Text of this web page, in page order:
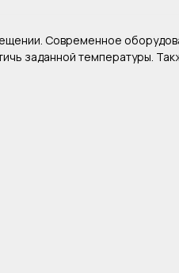
Современное
заданной температуры.